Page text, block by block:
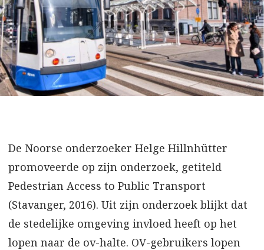
De Noorse onderzoeker Helge Hillnhütter
promoveerde op zijn onderzoek, getiteld
Pedestrian Access to Public Transport
(Stavanger, 2016). Uit zijn onderzoek blijkt dat
de stedelijke omgeving invloed heeft op het
lopen naar de ov-halte. OV-gebruikers lopen